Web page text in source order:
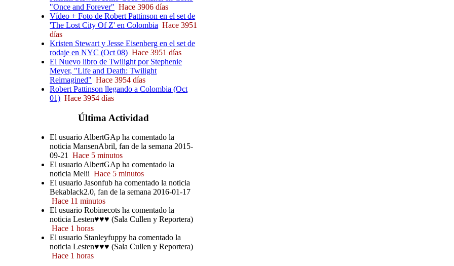
"Once and Forever" Hace 3906 días
Vídeo + Foto de Robert Pattinson en el set de
'The Lost City Of Z' en Colombia Hace 3951
días
Kristen Stewart y Jesse Eisenberg en el set de
rodaje en NYC (Oct 08) Hace 3951 días
El Nuevo libro de Twilight por Stephenie
Meyer, "Life and Death: Twilight
Reimagined" Hace 3954 días
Robert Pattinson llegando a Colombia (Oct
01) Hace 3954 días
Última Actividad
El usuario AlbertGAp ha comentado la
noticia MansenAbril, fan de la semana 2015-
09-21
Hace 5 minutos
El usuario AlbertGAp ha comentado la
noticia Melii Hace 5 minutos
El usuario Jasonfub ha comentado la noticia
Bekablack2.0, fan de la semana 2016-01-17
Hace 11 minutos
El usuario Robinecots ha comentado la
noticia Lesten♥♥♥ (Sala Cullen y Reportera)
Hace 1 horas
El usuario Stanleyfuppy ha comentado la
noticia Lesten♥♥♥ (Sala Cullen y Reportera)
Hace 1 horas